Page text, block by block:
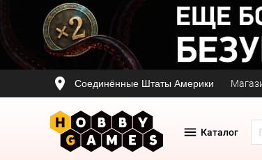
Соединённые Штаты Америки
Каталог